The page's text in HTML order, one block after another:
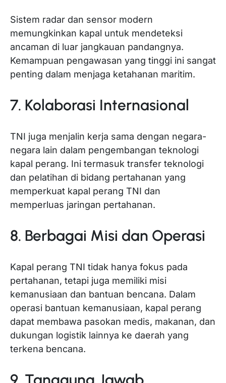
Sistem radar dan sensor modern
memungkinkan kapal untuk mendeteksi
ancaman di luar jangkauan pandangnya.
Kemampuan pengawasan yang tinggi ini sangat
penting dalam menjaga ketahanan maritim.
7. Kolaborasi Internasional
TNI juga menjalin kerja sama dengan negara-
negara lain dalam pengembangan teknologi
kapal perang. Ini termasuk transfer teknologi
dan pelatihan di bidang pertahanan yang
memperkuat kapal perang TNI dan
memperluas jaringan pertahanan.
8. Berbagai Misi dan Operasi
Kapal perang TNI tidak hanya fokus pada
pertahanan, tetapi juga memiliki misi
kemanusiaan dan bantuan bencana. Dalam
operasi bantuan kemanusiaan, kapal perang
dapat membawa pasokan medis, makanan, dan
dukungan logistik lainnya ke daerah yang
terkena bencana.